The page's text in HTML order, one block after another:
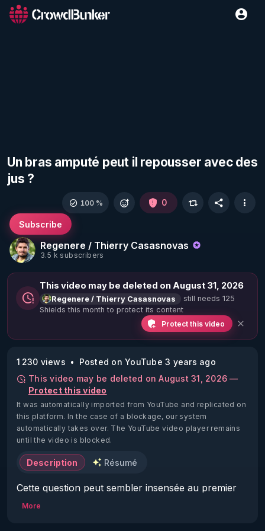
Un bras amputé peut il repousser avec des
jus ?
Regenere / Thierry Casasnovas
3.5 k subscribers
Subscribe
100 % 0
This video may be deleted on August 31, 2026
Regenere / Thierry Casasnovas
still needs 125
Shields this month to protect its content
Protect this video
1 230 views
Posted on YouTube 3 years ago
This video may be deleted on August 31, 2026 —
Protect this video
It was automatically imported from YouTube and replicated on
this platform. In the case of a blockage, our system
automatically takes over. The YouTube video player remains
until the video is blocked.
Description Résumé
Cette question peut sembler insensée au premier
abord.
More